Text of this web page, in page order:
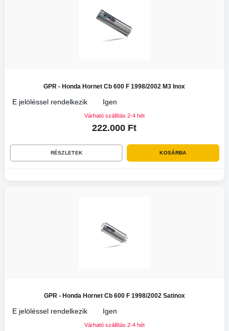
GPR - Honda Hornet Cb 600 F 1998/2002 M3 Inox
E jelöléssel rendelkezik Igen
Várható szállítás 2-4 hét
222.000 Ft
RÉSZLETEK KOSÁRBA
GPR - Honda Hornet Cb 600 F 1998/2002 Satinox
E jelöléssel rendelkezik Igen
Várható szállítás 2-4 hét